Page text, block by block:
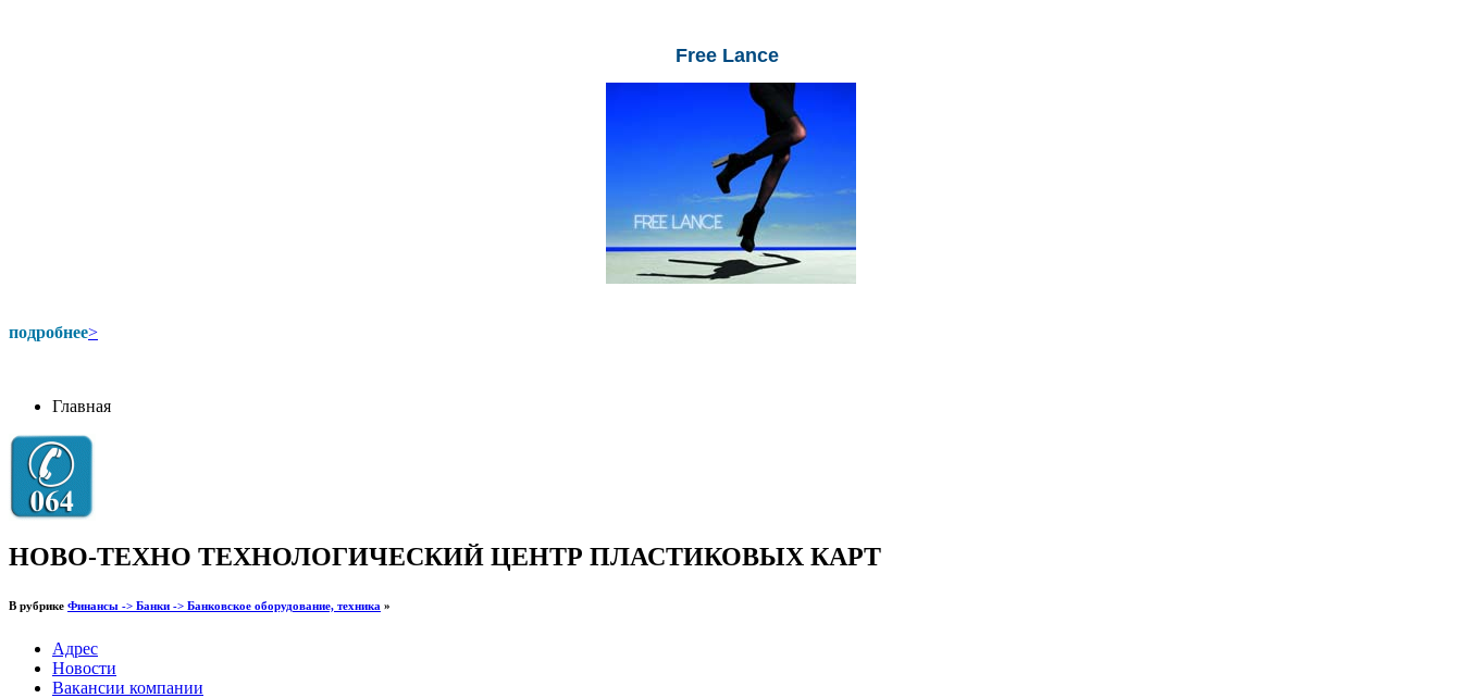
Free Lance
подробнее>
Главная
НОВО-ТЕХНО ТЕХНОЛОГИЧЕСКИЙ ЦЕНТР ПЛАСТИКОВЫХ КАРТ
В рубрике Финансы -> Банки -> Банковское оборудование, техника »
Адрес
Новости
Вакансии компании